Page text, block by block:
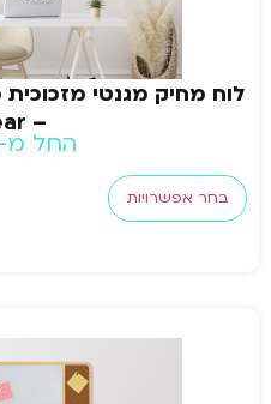
לוח מחיק מגנטי
– Bclear
החל
בחר אפשרויות